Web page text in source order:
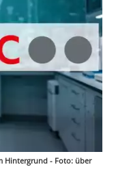
Hintergrund - Foto: über